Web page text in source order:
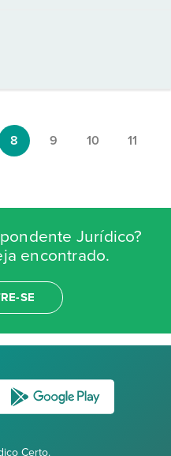
8 9 10 11
Jurídico?
encontrado.
SE
Certo.